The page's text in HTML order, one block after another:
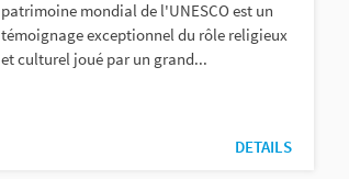
patrimoine mondial de l'UNESCO est un
témoignage exceptionnel du rôle religieux
et culturel joué par un grand...
DETAILS